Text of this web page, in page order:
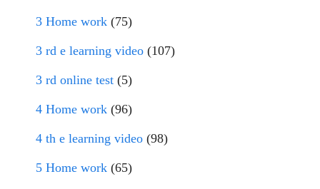
3 Home work (75)
3 rd e learning video (107)
3 rd online test (5)
4 Home work (96)
4 th e learning video (98)
5 Home work (65)